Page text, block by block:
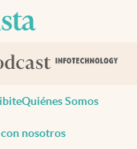
Quiénes Somos
nosotros